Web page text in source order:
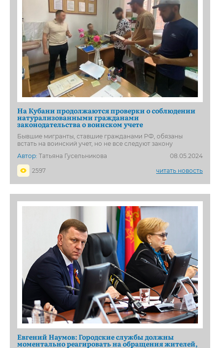
На Кубани продолжаются проверки о соблюдении
натурализованными гражданами
законодательства о воинском учете
Бывшие мигранты, ставшие гражданами РФ, обязаны
встать на воинский учет, но не все следуют закону
Автор: Татьяна Гусельникова
08.05.2024
2597
читать новость
Евгений Наумов: Городские службы должны
моментально реагировать на обращения жителей,